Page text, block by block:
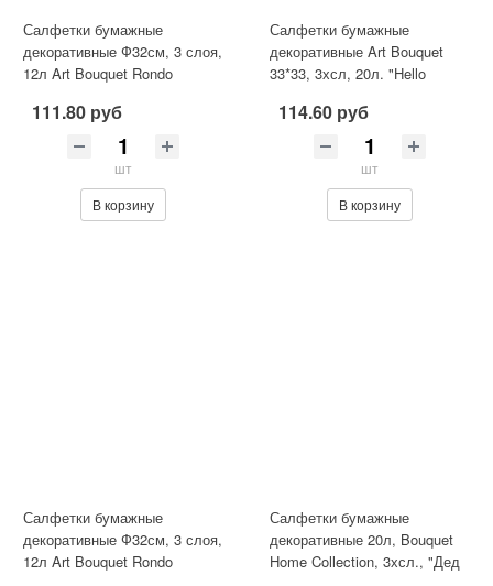
Салфетки бумажные
декоративные Ф32см, 3 слоя,
12л Art Bouquet Rondo
111.80 руб
шт
В корзину
Салфетки бумажные
декоративные Art Bouquet
33*33, 3хсл, 20л. "Hello
114.60 руб
шт
В корзину
Салфетки бумажные
декоративные Ф32см, 3 слоя,
12л Art Bouquet Rondo
Салфетки бумажные
декоративные 20л, Bouquet
Home Collection, 3хсл., "Дед